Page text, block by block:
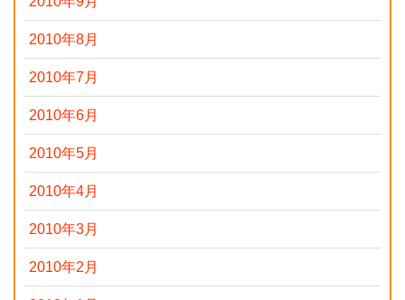
2010年8月
2010年7月
2010年6月
2010年5月
2010年4月
2010年3月
2010年2月